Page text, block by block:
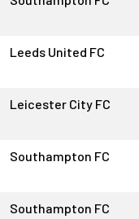
Leeds United FC
Leicester City FC
Southampton FC
Southampton FC